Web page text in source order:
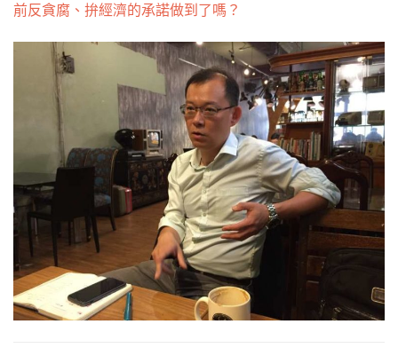
前反貪腐、拚經濟的承諾做到了嗎？